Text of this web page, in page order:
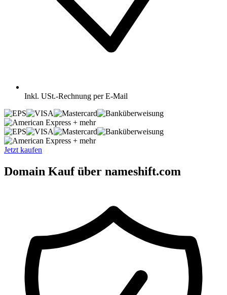
Inkl. USt.-Rechnung per E-Mail
+ mehr
+ mehr
Jetzt kaufen
Domain Kauf über nameshift.com